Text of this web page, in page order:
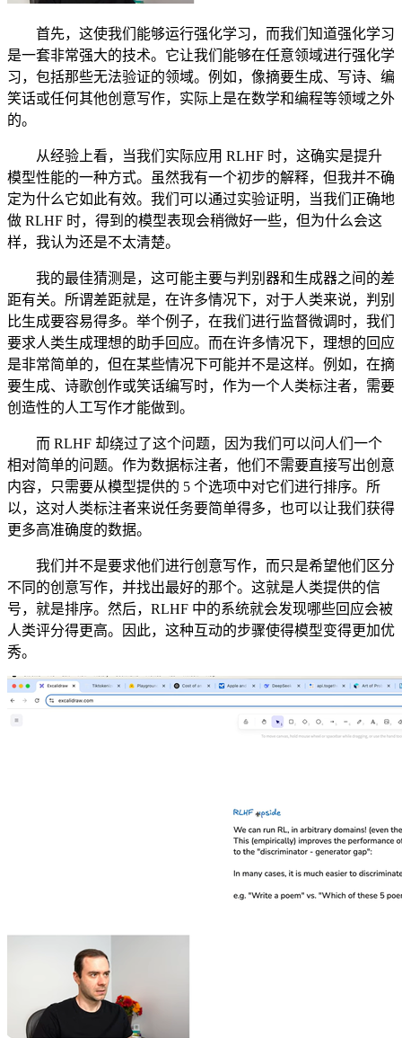
首先，这使我们能够运行强化学习，而我们知道强化学习
是一套非常强大的技术。它让我们能够在任意领域进行强化学
习，包括那些无法验证的领域。例如，像摘要生成、写诗、编
笑话或任何其他创意写作，实际上是在数学和编程等领域之外
的。
从经验上看，当我们实际应用 RLHF 时，这确实是提升
模型性能的一种方式。虽然我有一个初步的解释，但我并不确
定为什么它如此有效。我们可以通过实验证明，当我们正确地
做 RLHF 时，得到的模型表现会稍微好一些，但为什么会这
样，我认为还是不太清楚。
我的最佳猜测是，这可能主要与判别器和生成器之间的差
距有关。所谓差距就是，在许多情况下，对于人类来说，判别
比生成要容易得多。举个例子，在我们进行监督微调时，我们
要求人类生成理想的助手回应。而在许多情况下，理想的回应
是非常简单的，但在某些情况下可能并不是这样。例如，在摘
要生成、诗歌创作或笑话编写时，作为一个人类标注者，需要
创造性的人工写作才能做到。
而 RLHF 却绕过了这个问题，因为我们可以问人们一个
相对简单的问题。作为数据标注者，他们不需要直接写出创意
内容，只需要从模型提供的 5 个选项中对它们进行排序。所
以，这对人类标注者来说任务要简单得多，也可以让我们获得
更多高准确度的数据。
我们并不是要求他们进行创意写作，而只是希望他们区分
不同的创意写作，并找出最好的那个。这就是人类提供的信
号，就是排序。然后，RLHF 中的系统就会发现哪些回应会被
人类评分得更高。因此，这种互动的步骤使得模型变得更加优
秀。